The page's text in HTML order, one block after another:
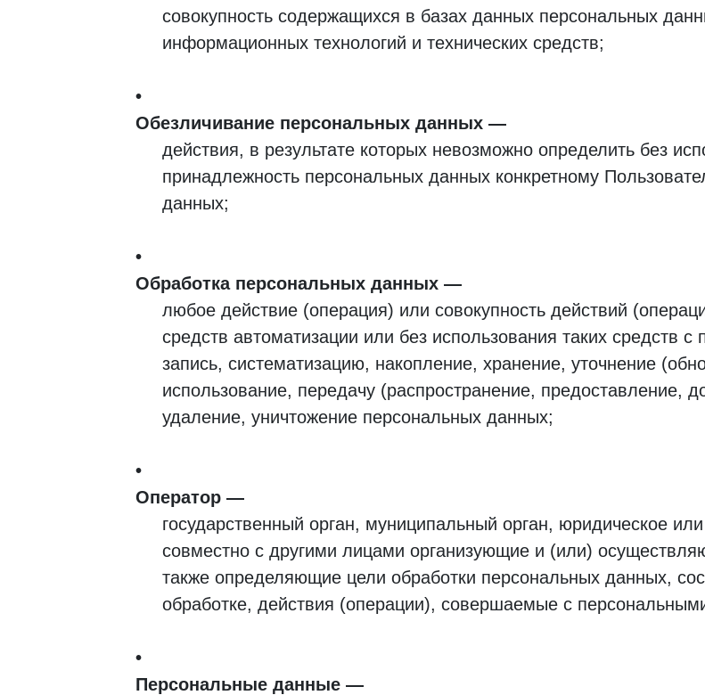
совокупность содержащихся в базах данных персональных
информационных технологий и технических средств;
Обезличивание персональных данных
действия, в результате которых невозможно определить без
принадлежность персональных данных конкретному
данных;
Обработка персональных данных
любое действие (операция) или совокупность действий
средств автоматизации или без использования таких средств
запись, систематизацию, накопление, хранение, уточнение
использование, передачу (распространение, предоставление,
удаление, уничтожение персональных данных;
Оператор
государственный орган, муниципальный орган, юридическое
совместно с другими лицами организующие и (или)
также определяющие цели обработки персональных данных,
обработке, действия (операции), совершаемые с
Персональные данные
Принимаю
Политику конфиденциальности